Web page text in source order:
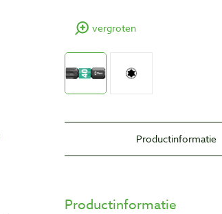
vergroten
Productinformatie
Productinformatie